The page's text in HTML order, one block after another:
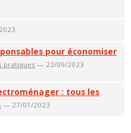
pour économiser
pratiques — 22/09/2023
: tous les
— 27/01/2023